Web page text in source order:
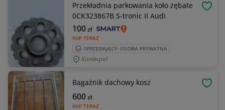
Przekładnia parkowania koło zębate
0CK323867B S-tronic II Audi
KUP TERAZ
100zł
SPRZEDAJĄCY: OSOBA PRYWATNA
Koniecpol
Bagażnik dachowy kosz
KUP TERAZ
600zł